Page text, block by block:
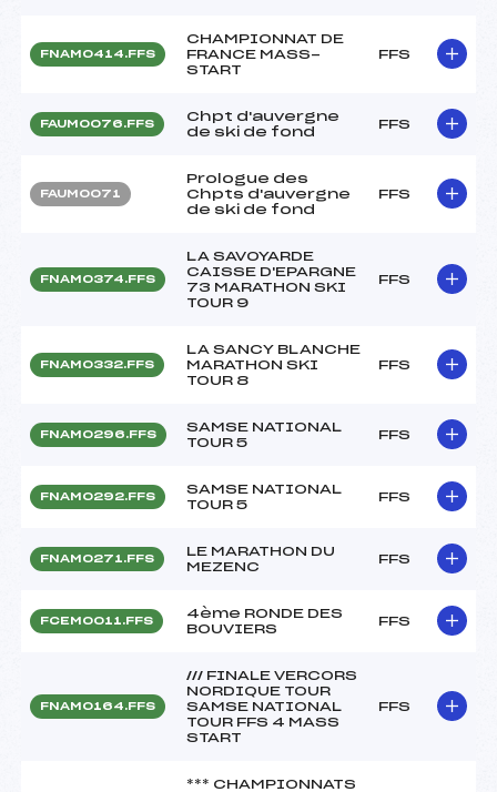
FNAM0414.FFS
CHAMPIONNAT DE
FRANCE MASS-
START
FFS
FAUM0076.FFS
Chpt d'auvergne
de ski de fond
FFS
FAUM0071
Prologue des
Chpts d'auvergne
de ski de fond
FFS
FNAM0374.FFS
LA SAVOYARDE
CAISSE D'EPARGNE
73 MARATHON SKI
TOUR 9
FFS
FNAM0332.FFS
LA SANCY BLANCHE
MARATHON SKI
TOUR 8
FFS
FNAM0296.FFS
SAMSE NATIONAL
TOUR 5
FFS
FNAM0292.FFS
SAMSE NATIONAL
TOUR 5
FFS
FNAM0271.FFS
LE MARATHON DU
MEZENC
FFS
FCEM0011.FFS
4ème RONDE DES
BOUVIERS
FFS
FNAM0164.FFS
/// FINALE VERCORS
NORDIQUE TOUR
SAMSE NATIONAL
TOUR FFS 4 MASS
START
FFS
*** CHAMPIONNATS